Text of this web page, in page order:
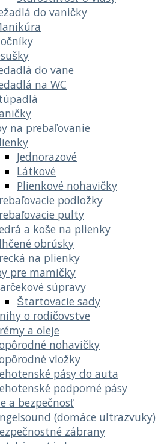
do vaničky
do vane
na WC
na prebaľovanie
Jednorazové
Látkové
Plienkové nohavičky
podložky
pulty
a koše na plienky
obrúsky
na plienky
pre mamičky
súpravy
Štartovacie sady
o rodičovstve
a oleje
nohavičky
vložky
pásy do auta
podporné pásy
a bezpečnosť
(domáce ultrazvuky)
zábrany